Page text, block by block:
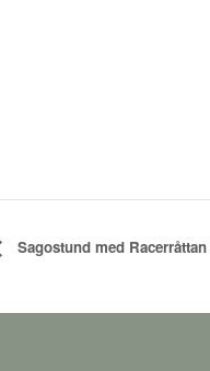
Sagostund med Racerråttan